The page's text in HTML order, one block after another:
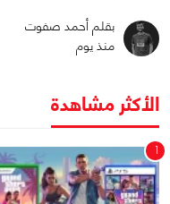
بقلم أحمد صفوت
منذ يوم
الأكثر مشاهدة
1